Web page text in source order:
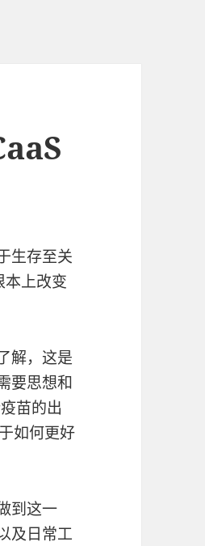
生存至关
本上改变
解，这是
要思想和
苗的出
如何更好
到这一
及日常工